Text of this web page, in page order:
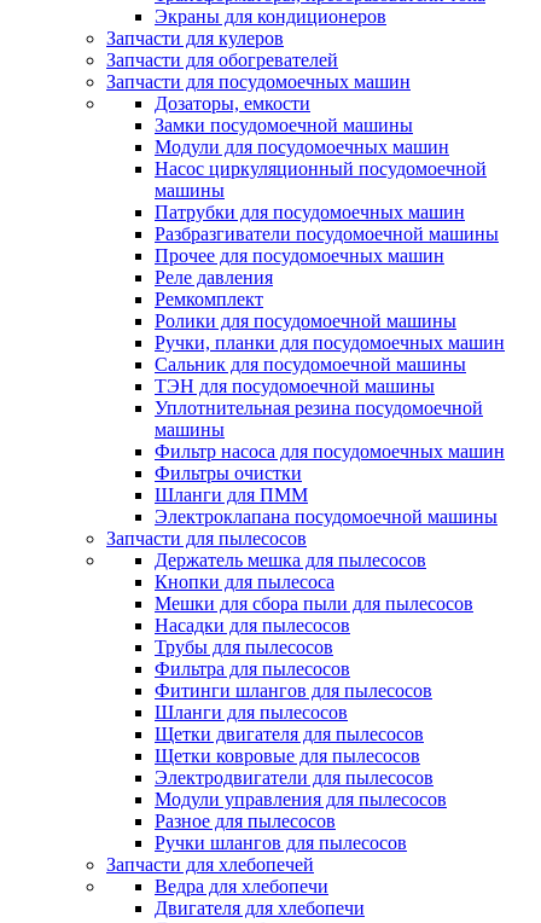
Экраны для кондиционеров
Запчасти для кулеров
Запчасти для обогревателей
Запчасти для посудомоечных машин
Дозаторы, емкости
Замки посудомоечной машины
Модули для посудомоечных машин
Насос циркуляционный посудомоечной
машины
Патрубки для посудомоечных машин
Разбразгиватели посудомоечной машины
Прочее для посудомоечных машин
Реле давления
Ремкомплект
Ролики для посудомоечной машины
Ручки, планки для посудомоечных машин
Сальник для посудомоечной машины
ТЭН для посудомоечной машины
Уплотнительная резина посудомоечной
машины
Фильтр насоса для посудомоечных машин
Фильтры очистки
Шланги для ПММ
Электроклапана посудомоечной машины
Запчасти для пылесосов
Держатель мешка для пылесосов
Кнопки для пылесоса
Мешки для сбора пыли для пылесосов
Насадки для пылесосов
Трубы для пылесосов
Фильтра для пылесосов
Фитинги шлангов для пылесосов
Шланги для пылесосов
Щетки двигателя для пылесосов
Щетки ковровые для пылесосов
Электродвигатели для пылесосов
Модули управления для пылесосов
Разное для пылесосов
Ручки шлангов для пылесосов
Запчасти для хлебопечей
Ведра для хлебопечи
Двигателя для хлебопечи